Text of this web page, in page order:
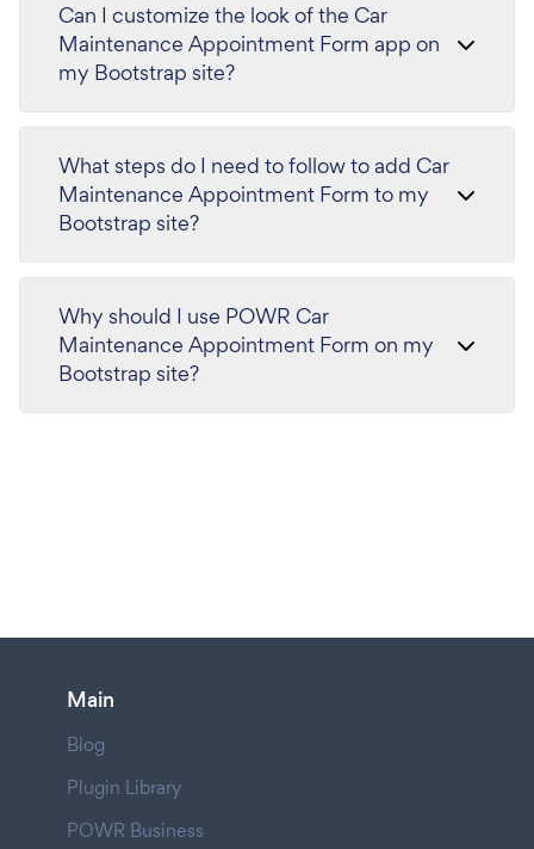
Can I customize the look of the Car
Maintenance Appointment Form app on
my Bootstrap site?
What steps do I need to follow to add Car
Maintenance Appointment Form to my
Bootstrap site?
Why should I use POWR Car
Maintenance Appointment Form on my
Bootstrap site?
Main
Blog
Plugin Library
POWR Business